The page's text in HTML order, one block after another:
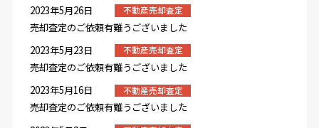
2023年5月26日 不動産売却査定
売却査定のご依頼有難うございました
2023年5月23日
不動産売却査定
売却査定のご依頼有難うございました
2023年5月16日
不動産売却査定
売却査定のご依頼有難うございました